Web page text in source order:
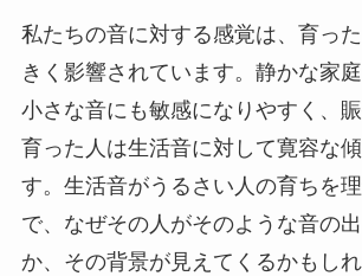
私たちの音に対する感覚は、育っ
きく影響されています。静かな家
小さな音にも敏感になりやすく、
育った人は生活音に対して寛容な
す。生活音がうるさい人の育ちを
で、なぜその人がそのような音の
か、その背景が見えてくるかもしれ